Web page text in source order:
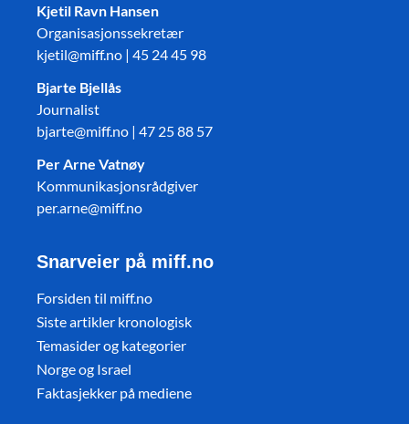
Kjetil Ravn Hansen
Organisasjonssekretær
kjetil@miff.no | 45 24 45 98
Bjarte Bjellås
Journalist
bjarte@miff.no | 47 25 88 57
Per Arne Vatnøy
Kommunikasjonsrådgiver
per.arne@miff.no
Snarveier på miff.no
Forsiden til miff.no
Siste artikler kronologisk
Temasider og kategorier
Norge og Israel
Faktasjekker på mediene